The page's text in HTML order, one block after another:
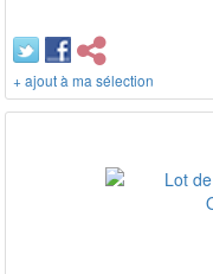
+ ajout à ma sélection